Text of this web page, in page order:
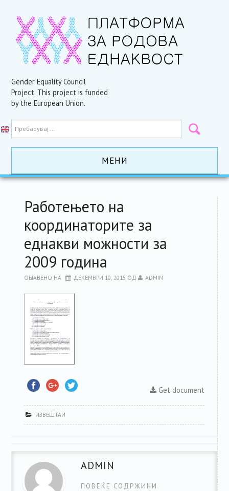
Gender Equality Council
Project. This project is funded
by the European Union.
МЕНИ
АКТИВНОСТИ
РЕСУРСИ
ЗА ЧЛЕНКИТЕ
ФОРУМ
ЗА ПЛАТФОРМАТА
Работењето на
координаторите за
еднакви можности за
2009 година
ОБЈАВЕНО НА ДЕКЕМВРИ 10, 2015 ОД ADMIN
Get document
ИЗВЕШТАИ
ADMIN
ПОВЕЌЕ СОДРЖИНИ